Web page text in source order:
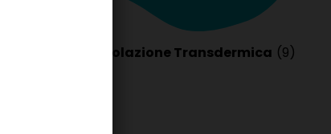
Veicolazione Transdermica (9)